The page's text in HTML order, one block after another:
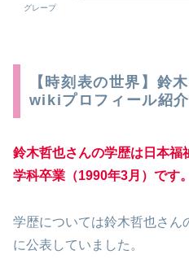
グレープ
【時刻表の世界】鈴
wikiプロフィール紹
鈴木哲也さんの学歴は日本福
学科卒業（1990年3月）です。
学歴については鈴木哲也さん
に公表していました。